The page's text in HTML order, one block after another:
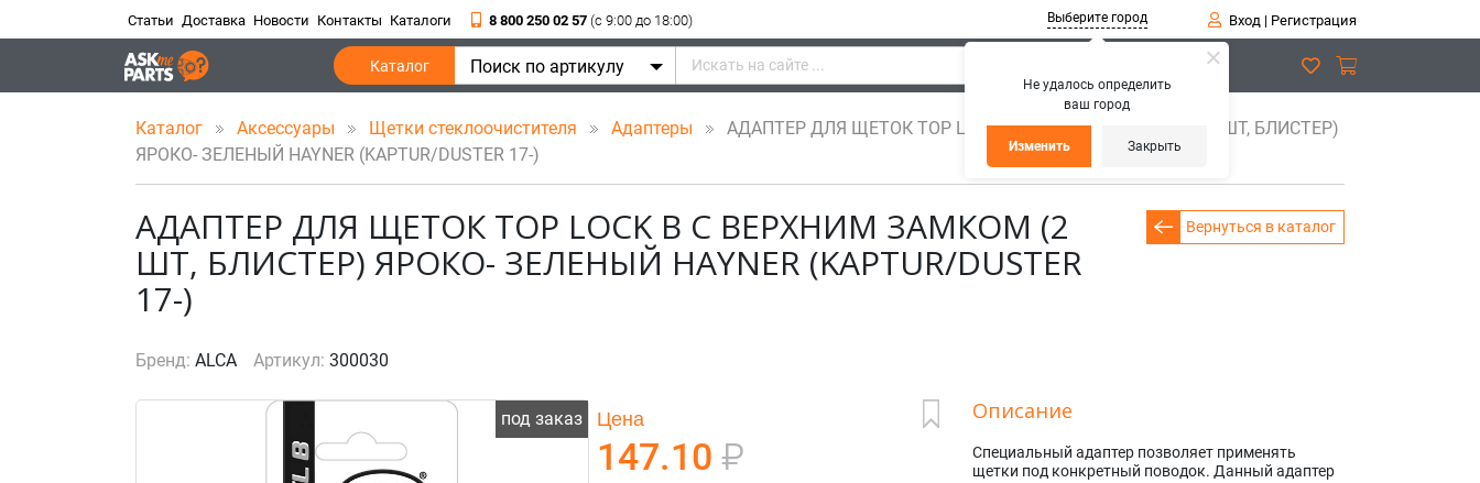
Не удалось определить
ваш город
Изменить Закрыть
Статьи Доставка Новости Контакты Каталоги 8 800 250 02 57 (c 9:00 до 18:00) Выберите город Вход| Регистрация
Каталог Поиск по артикулу
Каталог Аксессуары Щетки стеклоочистителя Адаптеры
АДАПТЕР ДЛЯ ЩЕТОК TOP LOCK B C ВЕРХНИМ ЗАМКОМ (2 ШТ, БЛИСТЕР)
ЯРОКО- ЗЕЛЕНЫЙ HAYNER (KAPTUR/DUSTER 17-)
Вернуться в каталог
АДАПТЕР ДЛЯ ЩЕТОК TOP LOCK B C ВЕРХНИМ ЗАМКОМ (2
ШТ, БЛИСТЕР) ЯРОКО- ЗЕЛЕНЫЙ HAYNER (KAPTUR/DUSTER
17-)
Бренд: ALCA Артикул: 300030
под заказ Цена
147.10 ₽
Описание
Специальный адаптер позволяет применять
щетки под конкретный поводок. Данный адаптер